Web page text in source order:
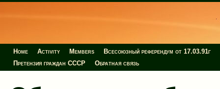
Home Activity Members Всесоюзный референдум от 17.03.91г
Претензия граждан СССР
Обратная связь